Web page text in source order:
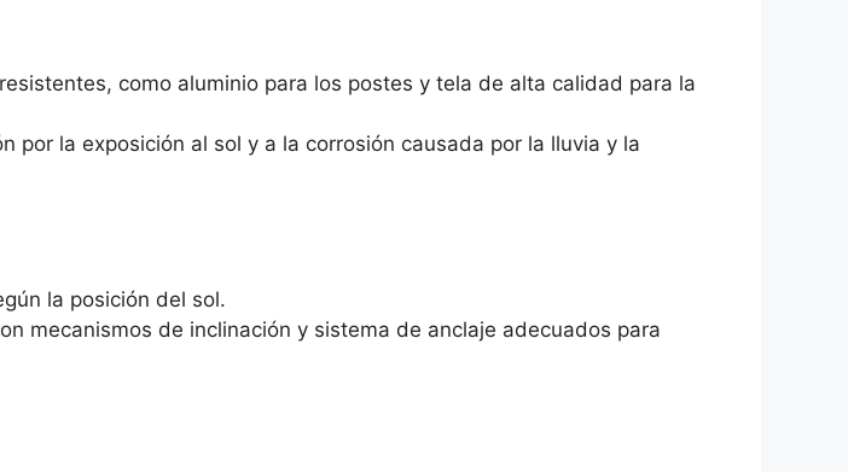
como aluminio para los postes y tela de alta calidad para la
por la exposición al sol y a la corrosión causada por la lluvia y la
la posición del sol.
mecanismos de inclinación y sistema de anclaje adecuados para